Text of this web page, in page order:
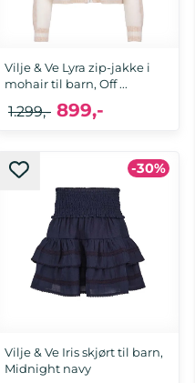
Vilje & Ve Lyra zip-jakke i
mohair til barn, Off ...
899,-
1.299,-
-30%
Vilje & Ve Iris skjørt til barn,
Midnight navy